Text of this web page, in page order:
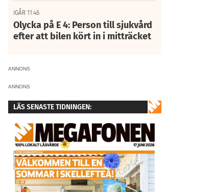
IGÅR 11:46
Olycka på E 4: Person till sjukvård
efter att bilen kört in i mitträcket
ANNONS
ANNONS
LÄS SENASTE TIDNINGEN: